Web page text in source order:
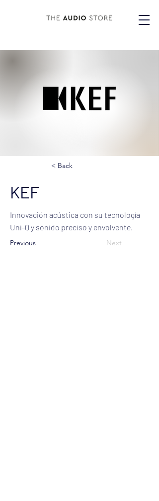
< Back
KEF
Innovación acústica con su tecnología
Uni-Q y sonido preciso y envolvente.
Previous Next